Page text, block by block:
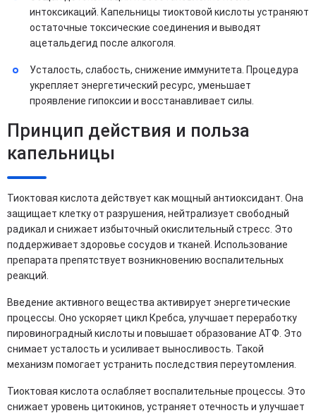
интоксикаций. Капельницы тиоктовой кислоты устраняют
остаточные токсические соединения и выводят
ацетальдегид после алкоголя.
Усталость, слабость, снижение иммунитета. Процедура
укрепляет энергетический ресурс, уменьшает
проявление гипоксии и восстанавливает силы.
Принцип действия и польза
капельницы
Тиоктовая кислота действует как мощный антиоксидант. Она
защищает клетку от разрушения, нейтрализует свободный
радикал и снижает избыточный окислительный стресс. Это
поддерживает здоровье сосудов и тканей. Использование
препарата препятствует возникновению воспалительных
реакций.
Введение активного вещества активирует энергетические
процессы. Оно ускоряет цикл Кребса, улучшает переработку
пировиноградный кислоты и повышает образование АТФ. Это
снимает усталость и усиливает выносливость. Такой
механизм помогает устранить последствия переутомления.
Тиоктовая кислота ослабляет воспалительные процессы. Это
снижает уровень цитокинов, устраняет отечность и улучшает